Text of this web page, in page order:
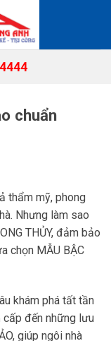
chuẩn
thẩm mỹ, phong
Nhưng làm sao
THỦY, đảm bảo
chọn MẪU BẬC
khám phá tất tần
đến những lưu
giúp ngôi nhà